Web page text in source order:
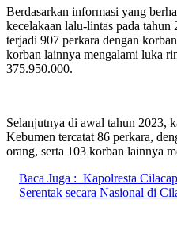
Berdasarkan informasi yang
kecelakaan lalu-lintas pada
terjadi 907 perkara dengan
korban lainnya mengalami luka
375.950.000.
Selanjutnya di awal tahun 2023,
Kebumen tercatat 86 perkara,
orang, serta 103 korban lainnya
Baca Juga : Kapolresta
Serentak secara Nasional di